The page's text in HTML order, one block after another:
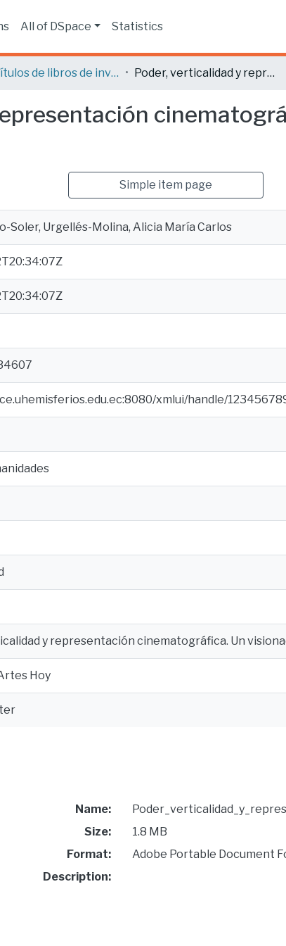
All of DSpace Statistics
Capítulos de libros de investigación Poder, verticalidad y representación cinematográfica. Un visionado crítico de parasite
Simple item page
Soler, Urgellés-Molina, Alicia María Carlos
xmlui/handle/
y representación cinematográfica. Un
Hoy
Name:
Size:
1.8 MB
Format:
Adobe Portable Document
Description: